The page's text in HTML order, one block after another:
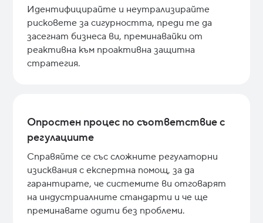
Идентифицирайте и неутрализирайте
рисковете за сигурността, преди те да
засегнат бизнеса ви, преминавайки от
реактивна към проактивна защитна
стратегия.
Опростен процес по съответствие с
регулациите
Справяйте се със сложните регулаторни
изисквания с експертна помощ, за да
гарантирате, че системите ви отговарят
на индустриалните стандарти и че ще
преминавате одити без проблеми.